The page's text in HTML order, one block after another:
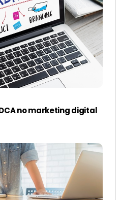
no marketing digital